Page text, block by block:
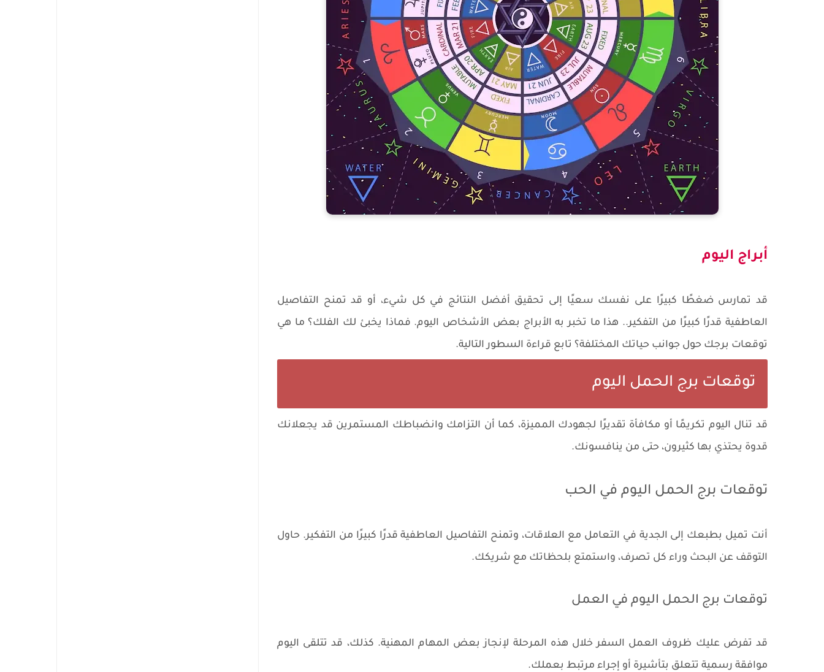
أبراج اليوم
قد تمارس ضغطًا كبيرًا على نفسك سعيًا إلى تحقيق أفضل النتائج في كل شيء، أو قد تمنح التفاصيل
العاطفية قدرًا كبيرًا من التفكير.. هذا ما تخبر به الأبراج بعض الأشخاص اليوم. فماذا يخبئ لك الفلك؟ ما هي
توقعات برجك حول جوانب حياتك المختلفة؟ تابع قراءة السطور التالية.
توقعات برج الحمل اليوم
قد تنال اليوم تكريمًا أو مكافأة تقديرًا لجهودك المميزة، كما أن التزامك وانضباطك المستمرين قد يجعلانك
قدوة يحتذي بها كثيرون، حتى من ينافسونك.
توقعات برج الحمل اليوم في الحب
أنت تميل بطبعك إلى الجدية في التعامل مع العلاقات، وتمنح التفاصيل العاطفية قدرًا كبيرًا من التفكير. حاول
التوقف عن البحث وراء كل تصرف، واستمتع بلحظاتك مع شريكك.
توقعات برج الحمل اليوم في العمل
قد تفرض عليك ظروف العمل السفر خلال هذه المرحلة لإنجاز بعض المهام المهنية. كذلك، قد تتلقى اليوم
موافقة رسمية تتعلق بتأشيرة أو إجراء مرتبط بعملك.